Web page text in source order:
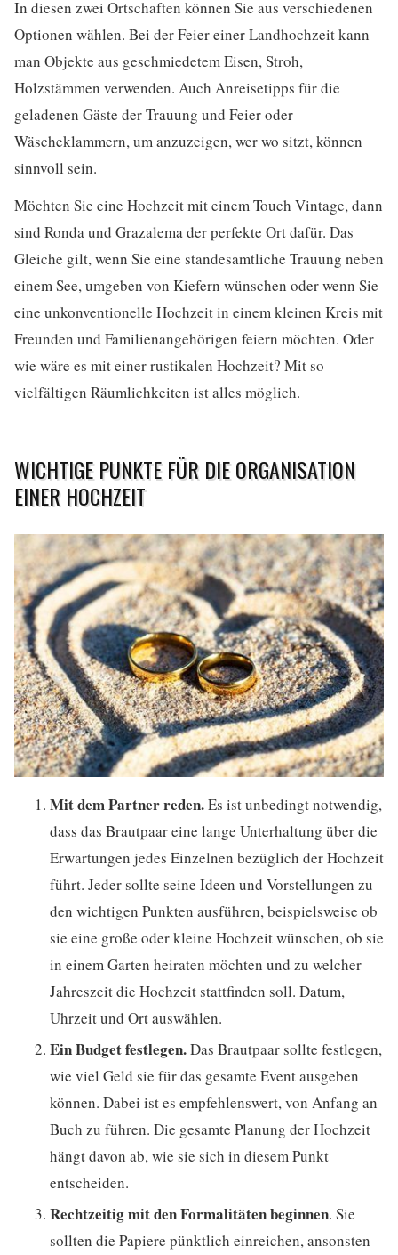
In diesen zwei Ortschaften können Sie aus verschiedenen
Optionen wählen. Bei der Feier einer Landhochzeit kann
man Objekte aus geschmiedetem Eisen, Stroh,
Holzstämmen verwenden. Auch Anreisetipps für die
geladenen Gäste der Trauung und Feier oder
Wäscheklammern, um anzuzeigen, wer wo sitzt, können
sinnvoll sein.
Möchten Sie eine Hochzeit mit einem Touch Vintage, dann
sind Ronda und Grazalema der perfekte Ort dafür. Das
Gleiche gilt, wenn Sie eine standesamtliche Trauung neben
einem See, umgeben von Kiefern wünschen oder wenn Sie
eine unkonventionelle Hochzeit in einem kleinen Kreis mit
Freunden und Familienangehörigen feiern möchten. Oder
wie wäre es mit einer rustikalen Hochzeit? Mit so
vielfältigen Räumlichkeiten ist alles möglich.
WICHTIGE PUNKTE FÜR DIE ORGANISATION
EINER HOCHZEIT
Mit dem Partner reden.Es ist unbedingt notwendig,
dass das Brautpaar eine lange Unterhaltung über die
Erwartungen jedes Einzelnen bezüglich der Hochzeit
führt. Jeder sollte seine Ideen und Vorstellungen zu
den wichtigen Punkten ausführen, beispielsweise ob
sie eine große oder kleine Hochzeit wünschen, ob sie
in einem Garten heiraten möchten und zu welcher
Jahreszeit die Hochzeit stattfinden soll. Datum,
Uhrzeit und Ort auswählen.
Ein Budget festlegen.Das Brautpaar sollte festlegen,
wie viel Geld sie für das gesamte Event ausgeben
können. Dabei ist es empfehlenswert, von Anfang an
Buch zu führen. Die gesamte Planung der Hochzeit
hängt davon ab, wie sie sich in diesem Punkt
entscheiden.
Rechtzeitig mit den Formalitäten beginnen. Sie
sollten die Papiere pünktlich einreichen, ansonsten